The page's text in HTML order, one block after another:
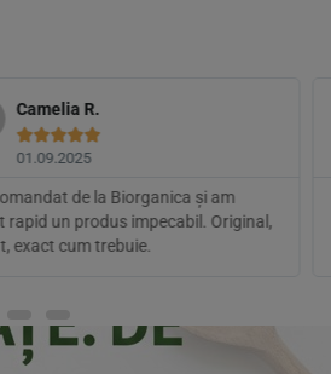
Camelia R.

01.09.2025
de la Biorganica și am
rapid un produs impecabil. Original,
exact cum trebuie.